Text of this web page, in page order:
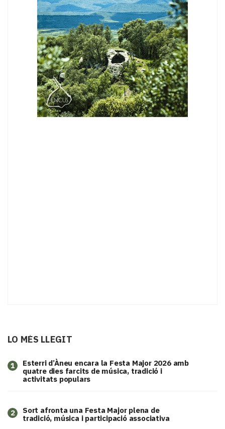
LO MÉS LLEGIT
1
Esterri d’Àneu encara la Festa Major 2026 amb
quatre dies farcits de música, tradició i
activitats populars
2
Sort afronta una Festa Major plena de
tradició, música i participació associativa